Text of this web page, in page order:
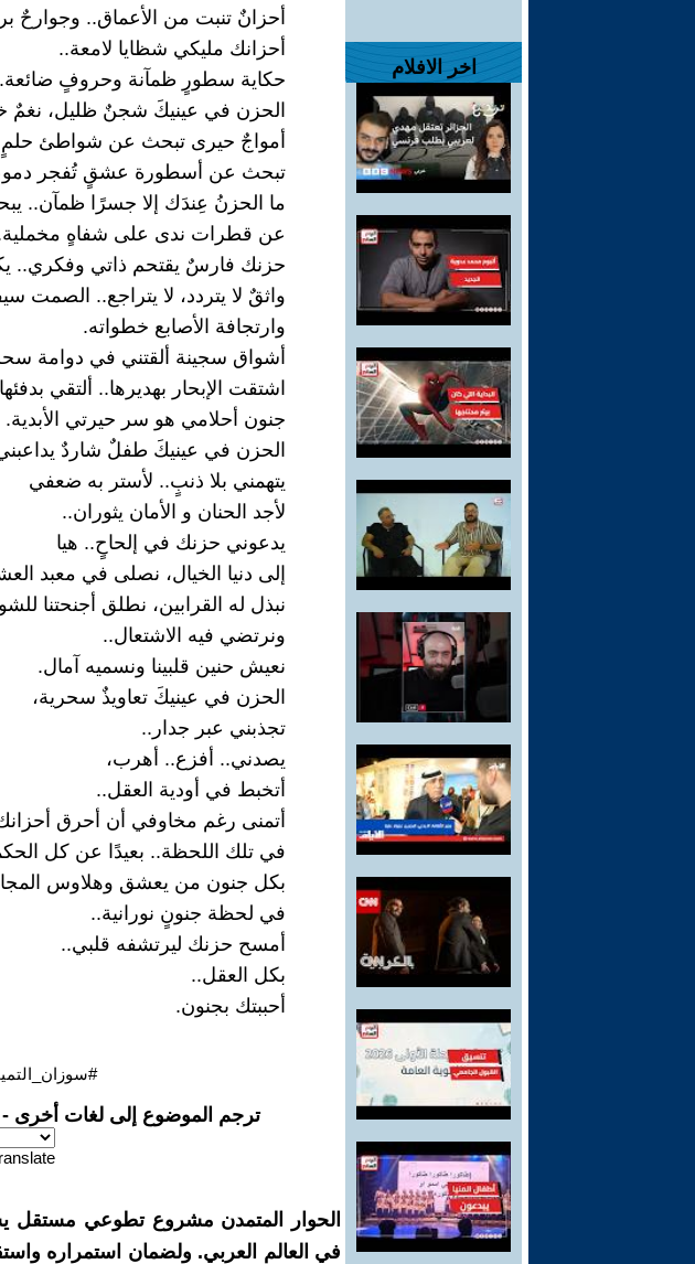
اخر الافلام
أحزانٌ تنبت من الأعماق.. وجوارحٌ
أحزانك مليكي شظايا لامعة..
حكاية سطورٍ ظمآنة وحروفٍ ضائعة.
الحزن في عينيكَ شجنٌ ظليل، نغمٌ
أمواجٌ حيرى تبحث عن شواطئ حلمٍ
تبحث عن أسطورة عشقٍ تُفجر
ما الحزنُ عِندَك إلا جسرًا ظمآن..
عن قطرات ندى على شفاهٍ
حزنك فارسٌ يقتحم ذاتي وفكري..
واثقٌ لا يتردد، لا يتراجع.. الصمت
وارتجافة الأصابع خطواته.
أشواق سجينة ألقتني في دوامة
اشتقت الإبحار بهديرها.. ألتقي
جنون أحلامي هو سر حيرتي الأبدية.
الحزن في عينيكَ طفلٌ شاردٌ
يتهمني بلا ذنبٍ.. لأستر به ضعفي
لأجد الحنان و الأمان يثوران..
يدعوني حزنك في إلحاحٍ.. هيا
إلى دنيا الخيال، نصلى في معبد
نبذل له القرابين، نطلق أجنحتنا
ونرتضي فيه الاشتعال..
نعيش حنين قلبينا ونسميه آمال.
الحزن في عينيكَ تعاويذٌ سحرية،
تجذبني عبر جدار..
يصدني.. أفزع.. أهرب،
أتخبط في أودية العقل..
أتمنى رغم مخاوفي أن أحرق
في تلك اللحظة.. بعيدًا عن كل
بكل جنون من يعشق وهلاوس
في لحظة جنونٍ نورانية..
أمسح حزنك ليرتشفه قلبي..
بكل العقل..
أحببتك بجنون.
ترجم الموضوع إلى لغات أخرى -
الحوار المتمدن مشروع تطوعي مستقل
في العالم العربي. ولضمان استمراره